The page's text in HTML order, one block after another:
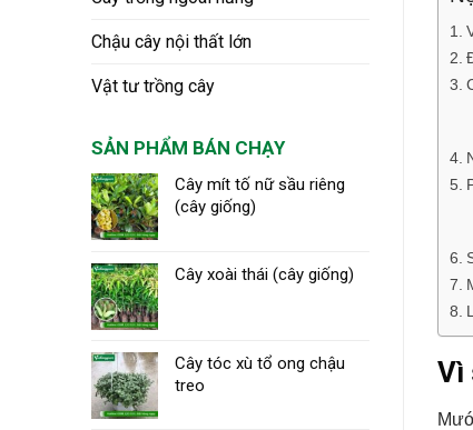
Chậu cây nội thất lớn
Vật tư trồng cây
SẢN PHẨM BÁN CHẠY
Cây mít tố nữ sầu riêng
(cây giống)
Cây xoài thái (cây giống)
Cây tóc xù tổ ong chậu
treo
Vì